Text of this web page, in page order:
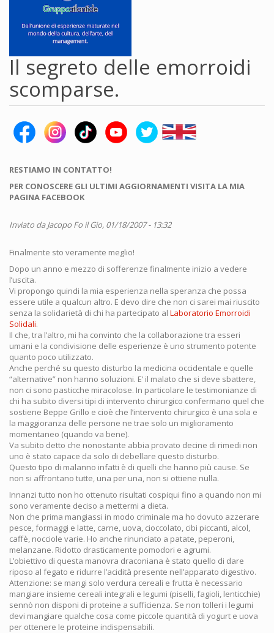
Il segreto delle emorroidi
scomparse.
RESTIAMO IN CONTATTO!
PER CONOSCERE GLI ULTIMI AGGIORNAMENTI VISITA LA MIA
PAGINA FACEBOOK
Inviato daJacopo Fo il Gio, 01/18/2007 - 13:32
Finalmente sto veramente meglio!
Dopo un anno e mezzo di sofferenze finalmente inizio a vedere
l’uscita.
Vi propongo quindi la mia esperienza nella speranza che possa
essere utile a qualcun altro. E devo dire che non ci sarei mai riuscito
senza la solidarietà di chi ha partecipato al Laboratorio Emorroidi
Solidali.
Il che, tra l’altro, mi ha convinto che la collaborazione tra esseri
umani e la condivisione delle esperienze è uno strumento potente
quanto poco utilizzato.
Anche perché su questo disturbo la medicina occidentale e quelle
“alternative” non hanno soluzioni. E’ il malato che si deve sbattere,
non ci sono pasticche miracolose. In particolare le testimonianze di
chi ha subito diversi tipi di intervento chirurgico confermano quel che
sostiene Beppe Grillo e cioè che l’intervento chirurgico è una sola e
la maggioranza delle persone ne trae solo un miglioramento
momentaneo (quando va bene).
Va subito detto che nonostante abbia provato decine di rimedi non
uno è stato capace da solo di debellare questo disturbo.
Questo tipo di malanno infatti è di quelli che hanno più cause. Se
non si affrontano tutte, una per una, non si ottiene nulla.
Innanzi tutto non ho ottenuto risultati cospiqui fino a quando non mi
sono veramente deciso a mettermi a dieta.
Non che prima mangiassi in modo criminale ma ho dovuto azzerare
pesce, formaggi e latte, carne, uova, cioccolato, cibi piccanti, alcol,
caffè, nocciole varie. Ho anche rinunciato a patate, peperoni,
melanzane. Ridotto drasticamente pomodori e agrumi.
L’obiettivo di questa manovra draconiana è stato quello di dare
riposo al fegato e ridurre l’acidità presente nell’apparato digestivo.
Attenzione: se mangi solo verdura cereali e frutta è necessario
mangiare insieme cereali integrali e legumi (piselli, fagioli, lenticchie)
sennò non disponi di proteine a sufficienza. Se non tolleri i legumi
devi mangiare qualche cosa come piccole quantità di yogurt e uova
per ottenere le proteine indispensabili.